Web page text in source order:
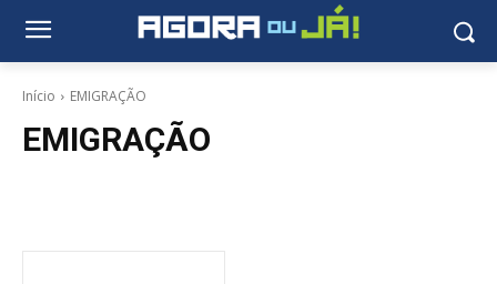
Início EMIGRAÇÃO
EMIGRAÇÃO